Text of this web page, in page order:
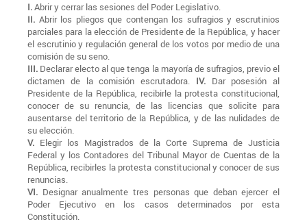
I.Abrir y cerrar las sesiones del Poder Legislativo.
II. Abrir los pliegos que contengan los sufragios y escrutinios
parciales para la elección de Presidente de la República, y hacer
el escrutinio y regulación general de los votos por medio de una
comisión de su seno.
III. Declarar electo al que tenga la mayoría de sufragios, previo el
dictamen de la comisión escrutadora. IV.Dar posesión al
Presidente de la República, recibirle la protesta constitucional,
conocer de su renuncia, de las licencias que solicite para
ausentarse del territorio de la República, y de las nulidades de
su elección.
V. Elegir los Magistrados de la Corte Suprema de Justicia
Federal y los Contadores del Tribunal Mayor de Cuentas de la
República, recibirles la protesta constitucional y conocer de sus
renuncias.
VI. Designar anualmente tres personas que deban ejercer el
Poder Ejecutivo en los casos determinados por esta
Constitución.